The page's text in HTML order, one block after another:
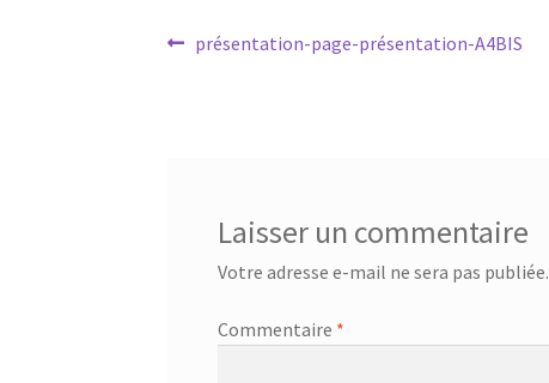
Navigation
Article
présentation-page-présentation-A4BIS
Laisser un commentaire
Votre adresse e-mail ne sera pas publiée.
Commentaire *